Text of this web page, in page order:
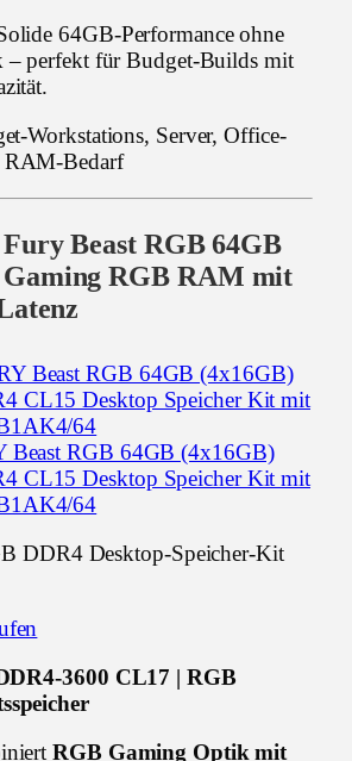
64GB-Performance ohne
– perfekt für Budget-Builds mit
Workstations, Server, Office-
Bedarf
Beast RGB 64GB
Gaming RGB RAM mit
Beast RGB 64GB (4x16GB)
CL15 Desktop Speicher Kit mit
64
DDR4 Desktop-Speicher-Kit
3600 CL17 | RGB
RGB Gaming Optik mit